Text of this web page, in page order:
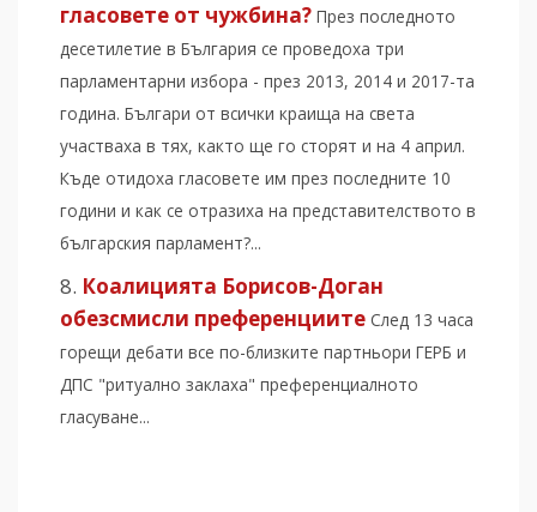
гласовете от чужбина? През последното
десетилетие в България се проведоха три
парламентарни избора - през 2013, 2014 и 2017-та
година. Българи от всички краища на света
участваха в тях, както ще го сторят и на 4 април.
Къде отидоха гласовете им през последните 10
години и как се отразиха на представителството в
българския парламент?...
Коалицията Борисов-Доган
обезсмисли преференциите След 13 часа
горещи дебати все по-близките партньори ГЕРБ и
ДПС "ритуално заклаха" преференциалното
гласуване...